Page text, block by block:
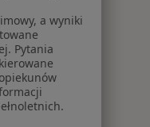
a wyniki
Pytania